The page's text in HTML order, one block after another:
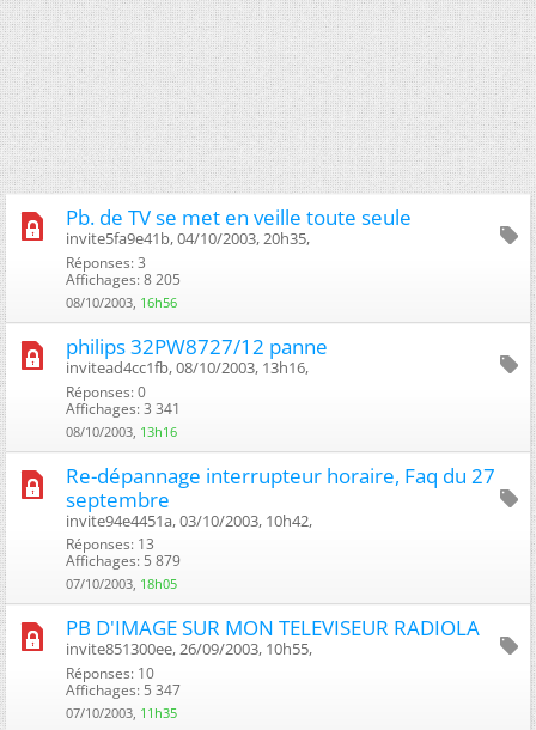
Pb. de TV se met en veille toute seule
invite5fa9e41b, 04/10/2003, 20h35, ‎
Réponses: 3
Affichages: 8 205
08/10/2003, 16h56
philips 32PW8727/12 panne
invitead4cc1fb, 08/10/2003, 13h16, ‎
Réponses: 0
Affichages: 3 341
08/10/2003, 13h16
Re-dépannage interrupteur horaire, Faq du 27
septembre
invite94e4451a, 03/10/2003, 10h42, ‎
Réponses: 13
Affichages: 5 879
07/10/2003, 18h05
PB D'IMAGE SUR MON TELEVISEUR RADIOLA
invite851300ee, 26/09/2003, 10h55, ‎
Réponses: 10
Affichages: 5 347
07/10/2003, 11h35